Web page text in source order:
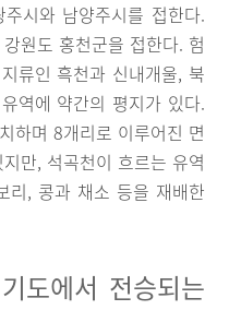
시와 남양주시를 접한다.
원도 홍천군을 접한다. 험
류인 흑천과 신내개울, 북
역에 약간의 평지가 있다.
하며 8개리로 이루어진 면
만, 석곡천이 흐르는 유역
리, 콩과 채소 등을 재배한
도에서 전승되는